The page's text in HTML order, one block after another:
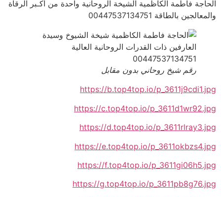
الحاجة فاطمة الكاظمية الشيخة الروحانية واحدة من اكـبر الرقاة
والمعالجين بالطاقة 00447537134751
رقم شيخ روحاني بدون مقابل
https://b.top4top.io/p_3611j9cdi1.jpg
https://c.top4top.io/p_3611d1wr92.jpg
https://d.top4top.io/p_3611rlray3.jpg
https://e.top4top.io/p_3611okbzs4.jpg
https://f.top4top.io/p_3611gi06h5.jpg
https://g.top4top.io/p_3611pb8g76.jpg